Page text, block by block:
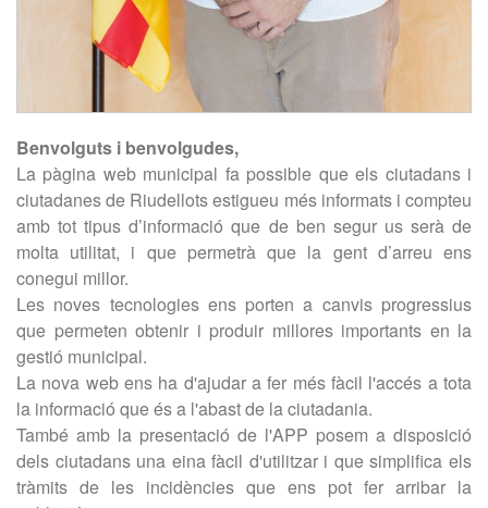
Benvolguts i benvolgudes,
La pàgina web municipal fa possible que els ciutadans i
ciutadanes de Riudellots estigueu més informats i compteu
amb tot tipus d’informació que de ben segur us serà de
molta utilitat, i que permetrà que la gent d’arreu ens
conegui millor.
Les noves tecnologies ens porten a canvis progressius
que permeten obtenir i produir millores importants en la
gestió municipal.
La nova web ens ha d'ajudar a fer més fàcil l'accés a tota
la informació que és a l'abast de la ciutadania.
També amb la presentació de l'APP posem a disposició
dels ciutadans una eina fàcil d'utilitzar i que simplifica els
tràmits de les incidències que ens pot fer arribar la